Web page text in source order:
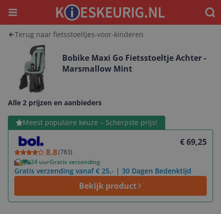
Menu
Terug naar fietsstoeltjes-voor-kinderen
Bobike Maxi Go Fietsstoeltje Achter -
Marsmallow Mint
Alle 2 prijzen en aanbieders
Meest populaire keuze – Scherpste prijs!
8.8(783)
€ 69,25
24 uurGratis verzending
Gratis verzending vanaf € 25,- | 30 Dagen Bedenktijd
Bekijk product
Bekijk product